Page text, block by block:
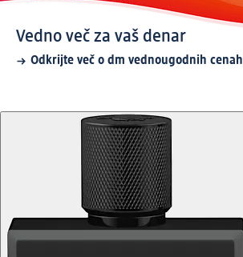
Vedno več za vaš denar
Odkrijte več o dm vednougodnih cenah